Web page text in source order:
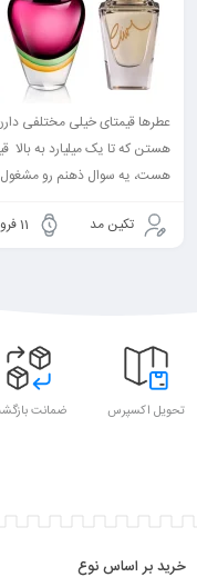
عطرها قیمتای خیلی مختلفی
هستن که تا یک میلیارد به بالا
هست، یه سوال ذهنم رو مشغول
تکین مد 11 فروردین 1403
تحویل اکسپرس ضمانت
خرید بر اساس نوع